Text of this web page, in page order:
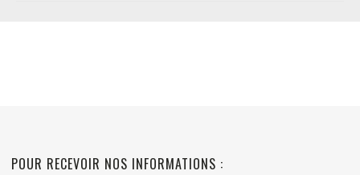
POUR RECEVOIR NOS INFORMATIONS :